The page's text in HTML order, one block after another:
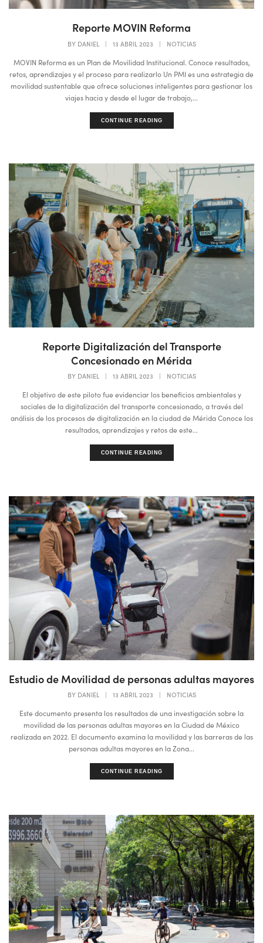
Reporte MOVIN Reforma
BY DANIEL | 13 ABRIL 2023 | NOTICIAS
MOVIN Reforma es un Plan de Movilidad Institucional. Conoce resultados,
retos, aprendizajes y el proceso para realizarlo Un PMI es una estrategia de
movilidad sustentable que ofrece soluciones inteligentes para gestionar los
viajes hacia y desde el lugar de trabajo,...
CONTINUE READING
Reporte Digitalización del Transporte
Concesionado en Mérida
BY DANIEL | 13 ABRIL 2023 | NOTICIAS
El objetivo de este piloto fue evidenciar los beneficios ambientales y
sociales de la digitalización del transporte concesionado, a través del
análisis de los procesos de digitalización en la ciudad de Mérida Conoce los
resultados, aprendizajes y retos de este...
CONTINUE READING
Estudio de Movilidad de personas adultas mayores
BY DANIEL | 13 ABRIL 2023 | NOTICIAS
Este documento presenta los resultados de una investigación sobre la
movilidad de las personas adultas mayores en la Ciudad de México
realizada en 2022. El documento examina la movilidad y las barreras de las
personas adultas mayores en la Zona...
CONTINUE READING